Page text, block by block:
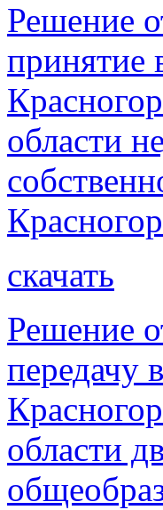
Решение
принятие
области
скачать
Решение
передачу
области